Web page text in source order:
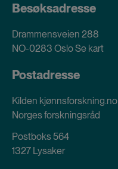
Besøksadresse
Drammensveien 288
NO-0283 OsloSe kart
Postadresse
Kilden kjønnsforskning.no
Norges forskningsråd
Postboks 564
1327 Lysaker